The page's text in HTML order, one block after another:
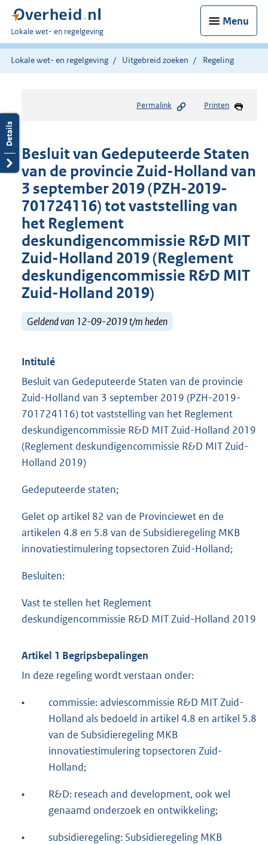
Menu
U
bent
hier:
Lokale wet- en regelgeving
Lokale wet- en regelgeving Uitgebreid zoeken Regeling
Permalink Printen
Besluit van Gedeputeerde Staten
van de provincie Zuid-Holland van
3 september 2019 (PZH-2019-
701724116) tot vaststelling van
het Reglement
deskundigencommissie R&D MIT
Zuid-Holland 2019 (Reglement
deskundigencommissie R&D MIT
Zuid-Holland 2019)
Geldend van 12-09-2019 t/m heden
Intitulé
Besluit van Gedeputeerde Staten van de provincie
Zuid-Holland van 3 september 2019 (PZH-2019-
701724116) tot vaststelling van het Reglement
deskundigencommissie R&D MIT Zuid-Holland 2019
(Reglement deskundigencommissie R&D MIT Zuid-
Holland 2019)
Gedeputeerde staten;
Gelet op artikel 82 van de Provinciewet en de
artikelen 4.8 en 5.8 van de Subsidieregeling MKB
innovatiestimulering topsectoren Zuid-Holland;
Besluiten:
Vast te stellen het Reglement
deskundigencommissie R&D MIT Zuid-Holland 2019
Artikel 1 Begripsbepalingen
In deze regeling wordt verstaan onder:
•
commissie: adviescommissie R&D MIT Zuid-
Holland als bedoeld in artikel 4.8 en artikel 5.8
van de Subsidieregeling MKB
innovatiestimulering topsectoren Zuid-
Holland;
•
R&D: reseach and development, ook wel
genaamd onderzoek en ontwikkeling;
•
subsidieregeling: Subsidieregeling MKB